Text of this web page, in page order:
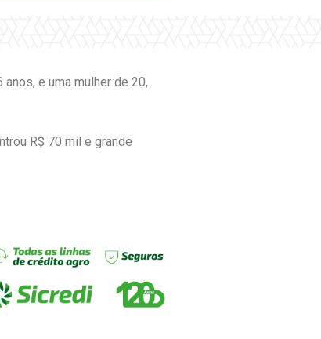
e uma mulher de 20,
R$ 70 mil e grande